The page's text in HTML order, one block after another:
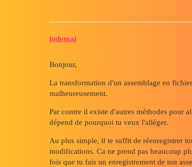
ludomai
Bonjour,
La transformation d'un assemblage en
malheureusement.
Par contre il existe d'autres méthodes pour
dépend de pourquoi tu veux l'alléger.
Au plus simple, il te suffit de réenregistrer
modifications. Ca ne prend pas beaucoup
fois que tu fais un enregistrement de ton